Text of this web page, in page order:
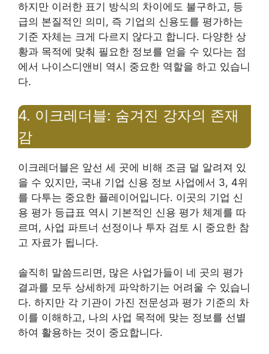
하지만 이러한 표기 방식의 차이에도 불구하고, 등
급의 본질적인 의미, 즉 기업의 신용도를 평가하는
기준 자체는 크게 다르지 않다고 합니다. 다양한 상
황과 목적에 맞춰 필요한 정보를 얻을 수 있다는 점
에서 나이스디앤비 역시 중요한 역할을 하고 있습니
다.
4. 이크레더블: 숨겨진 강자의 존재
감
이크레더블은 앞선 세 곳에 비해 조금 덜 알려져 있
을 수 있지만, 국내 기업 신용 정보 사업에서 3, 4위
를 다투는 중요한 플레이어입니다. 이곳의 기업 신
용 평가 등급표 역시 기본적인 신용 평가 체계를 따
르며, 사업 파트너 선정이나 투자 검토 시 중요한 참
고 자료가 됩니다.
솔직히 말씀드리면, 많은 사업가들이 네 곳의 평가
결과를 모두 상세하게 파악하기는 어려울 수 있습니
다. 하지만 각 기관이 가진 전문성과 평가 기준의 차
이를 이해하고, 나의 사업 목적에 맞는 정보를 선별
하여 활용하는 것이 중요합니다.